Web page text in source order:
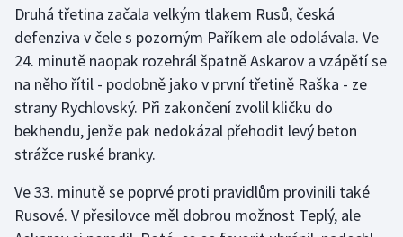
Volejbal
Ostatní
Druhá třetina začala velkým tlakem Rusů, česká
defenziva v čele s pozorným Paříkem ale odolávala. Ve
24. minutě naopak rozehrál špatně Askarov a vzápětí se
na něho řítil - podobně jako v první třetině Raška - ze
strany Rychlovský. Při zakončení zvolil kličku do
bekhendu, jenže pak nedokázal přehodit levý beton
strážce ruské branky.
Ve 33. minutě se poprvé proti pravidlům provinili také
Rusové. V přesilovce měl dobrou možnost Teplý, ale